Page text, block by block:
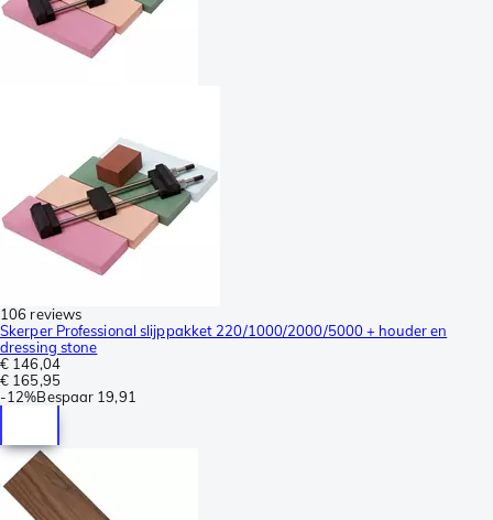
106 reviews
Skerper Professional slijppakket 220/1000/2000/5000 + houder en
dressing stone
€ 146,04
€ 165,95
-12%Bespaar 19,91